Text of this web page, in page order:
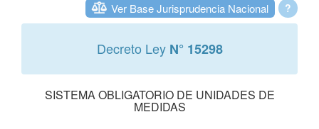
?
Ver Base Jurisprudencia Nacional
Decreto Ley N° 15298
SISTEMA OBLIGATORIO DE UNIDADES DE
MEDIDAS